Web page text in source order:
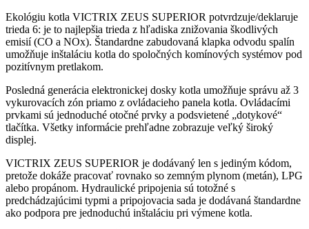
Ekológiu kotla VICTRIX ZEUS SUPERIOR potvrdzuje/deklaruje
trieda 6: je to najlepšia trieda z hľadiska znižovania škodlivých
emisií (CO a NOx). Štandardne zabudovaná klapka odvodu spalín
umožňuje inštaláciu kotla do spoločných komínových systémov pod
pozitívnym pretlakom.
Posledná generácia elektronickej dosky kotla umožňuje správu až 3
vykurovacích zón priamo z ovládacieho panela kotla. Ovládacími
prvkami sú jednoduché otočné prvky a podsvietené „dotykové“
tlačítka. Všetky informácie prehľadne zobrazuje veľký široký
displej.
VICTRIX ZEUS SUPERIOR je dodávaný len s jediným kódom,
pretože dokáže pracovať rovnako so zemným plynom (metán), LPG
alebo propánom. Hydraulické pripojenia sú totožné s
predchádzajúcimi typmi a pripojovacia sada je dodávaná štandardne
ako podpora pre jednoduchú inštaláciu pri výmene kotla.